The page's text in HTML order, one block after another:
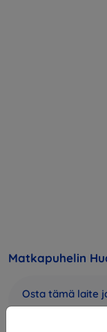
Matkapuhelin
Osta tämä laite